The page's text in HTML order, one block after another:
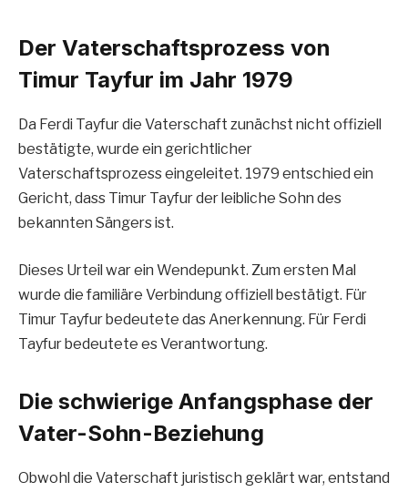
Der Vaterschaftsprozess von
Timur Tayfur im Jahr 1979
Da Ferdi Tayfur die Vaterschaft zunächst nicht offiziell
bestätigte, wurde ein gerichtlicher
Vaterschaftsprozess eingeleitet. 1979 entschied ein
Gericht, dass Timur Tayfur der leibliche Sohn des
bekannten Sängers ist.
Dieses Urteil war ein Wendepunkt. Zum ersten Mal
wurde die familiäre Verbindung offiziell bestätigt. Für
Timur Tayfur bedeutete das Anerkennung. Für Ferdi
Tayfur bedeutete es Verantwortung.
Die schwierige Anfangsphase der
Vater-Sohn-Beziehung
Obwohl die Vaterschaft juristisch geklärt war, entstand